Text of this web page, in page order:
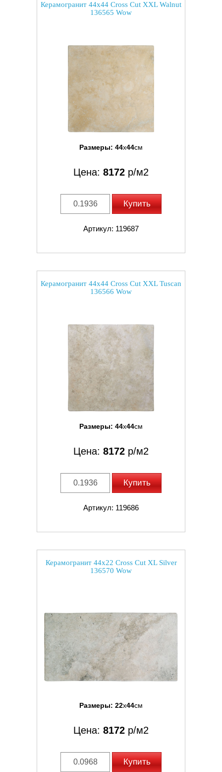
Керамогранит 44x44 Cross Cut XXL Walnut
136565 Wow
Размеры: 44x44см
Цена: 8172 р/м2
Купить
Артикул: 119687
Керамогранит 44x44 Cross Cut XXL Tuscan
136566 Wow
Размеры: 44x44см
Цена: 8172 р/м2
Купить
Артикул: 119686
Керамогранит 44x22 Cross Cut XL Silver
136570 Wow
Размеры: 22x44см
Цена: 8172 р/м2
Купить